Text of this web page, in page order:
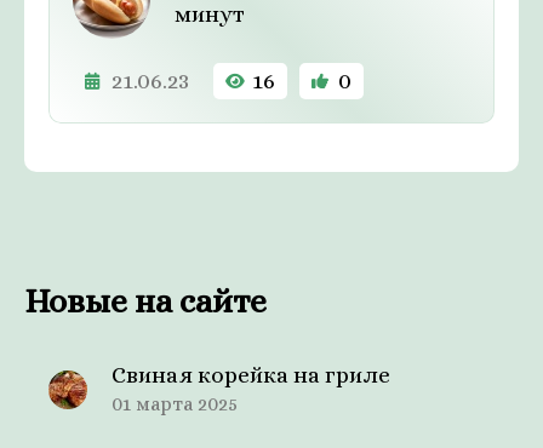
минут
21.06.23 16 0
Новые на сайте
Свиная корейка на гриле
01 марта 2025